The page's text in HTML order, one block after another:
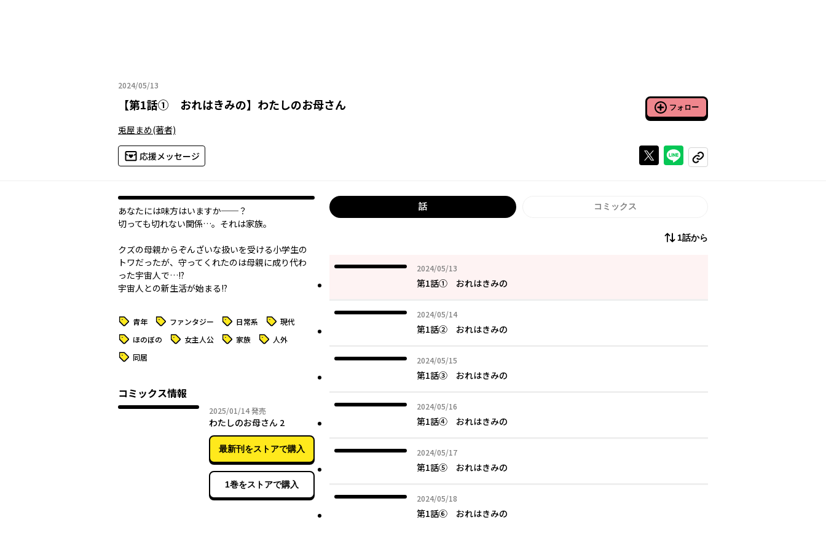
2024/05/13
2024年05月13日
【第1話① おれはきみの】 わたしのお母さん フォロー
兎屋まめ(著者)
応援メッセージ Xで投稿するラインでシェアする
コピーする
あなたには味方はいますか──？
切っても切れない関係…。それは家族。
クズの母親からぞんざいな扱いを受ける小学生の
トワだったが、守ってくれたのは母親に成り代わ
った宇宙人で…!?
宇宙人との新生活が始まる!?
タグ 青年 タグ ファンタジー タグ 日常系 タグ 現代
タグ ほのぼの タグ 女主人公 タグ 家族 タグ 人外
タグ 同居
コミックス情報
2025/01/142025年01月14日
発売
わたしのお母さん 2
最新刊をストアで購入
1巻をストアで購入
話 コミックス
1話から
2024/05/13
2024年05月13日
第1話① おれはきみの
2024/05/14
2024年05月14日
第1話② おれはきみの
2024/05/15
2024年05月15日
第1話③ おれはきみの
2024/05/16
2024年05月16日
第1話④ おれはきみの
2024/05/17
2024年05月17日
第1話⑤ おれはきみの
2024/05/18
2024年05月18日
第1話⑥ おれはきみの